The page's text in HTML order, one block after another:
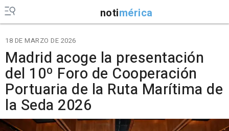
notimérica
18 DE MARZO DE 2026
Madrid acoge la presentación
del 10º Foro de Cooperación
Portuaria de la Ruta Marítima de
la Seda 2026